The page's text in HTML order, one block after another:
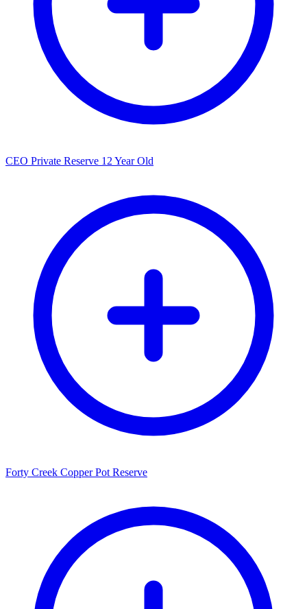
CEO Private Reserve 12 Year Old
Forty Creek Copper Pot Reserve